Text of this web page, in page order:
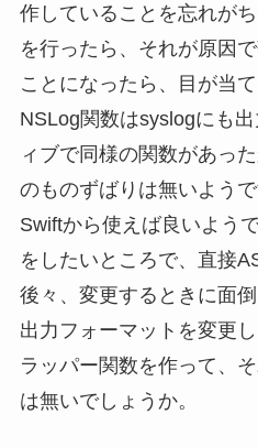
作していることを忘れが
を行ったら、それが原因
ことになったら、目が当て
NSLog関数はsyslogにも
ィブで同様の関数があっ
のものずばりは無いよう
Swiftから使えば良いよう
をしたいところで、直接
後々、変更するときに面
出力フォーマットを変更
ラッパー関数を作って、
は無いでしょうか。